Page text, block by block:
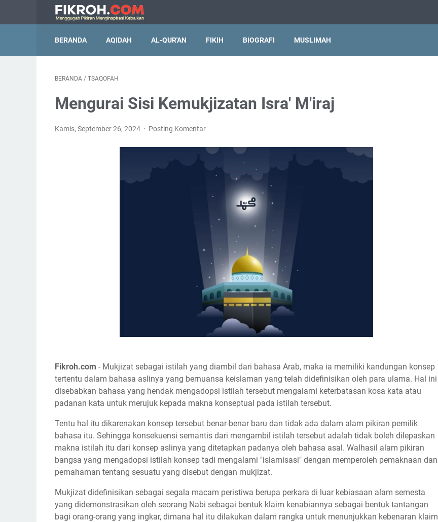
BERANDA AQIDAH AL-QUR'AN FIKIH BIOGRAFI MUSLIMAH
BERANDA / TSAQOFAH
Mengurai Sisi Kemukjizatan Isra' M'iraj
Kamis, September 26, 2024 Posting Komentar
Fikroh.com - Mukjizat sebagai istilah yang diambil dari bahasa Arab, maka ia memiliki kandungan konsep
tertentu dalam bahasa aslinya yang bernuansa keislaman yang telah didefinisikan oleh para ulama. Hal ini
disebabkan bahasa yang hendak mengadopsi istilah tersebut mengalami keterbatasan kosa kata atau
padanan kata untuk merujuk kepada makna konseptual pada istilah tersebut.
Tentu hal itu dikarenakan konsep tersebut benar-benar baru dan tidak ada dalam alam pikiran pemilik
bahasa itu. Sehingga konsekuensi semantis dari mengambil istilah tersebut adalah tidak boleh dilepaskan
makna istilah itu dari konsep aslinya yang ditetapkan padanya oleh bahasa asal. Walhasil alam pikiran
bangsa yang mengadopsi istilah konsep tadi mengalami "islamisasi" dengan memperoleh pemaknaan dan
pemahaman tentang sesuatu yang disebut dengan mukjizat.
Mukjizat didefinisikan sebagai segala macam peristiwa berupa perkara di luar kebiasaan alam semesta
yang didemonstrasikan oleh seorang Nabi sebagai bentuk klaim kenabiannya sebagai bentuk tantangan
bagi orang-orang yang ingkar, dimana hal itu dilakukan dalam rangka untuk menunjukkan kebenaran klaim